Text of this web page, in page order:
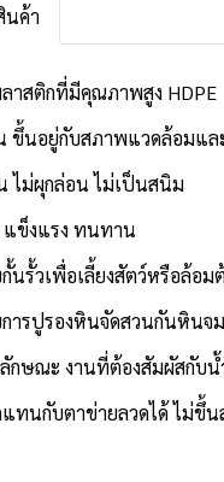
นค้า
าสติกที่มีคุณภาพสูง HDPE
ขึ้นอยู่กับสภาพแวดล้อมแล
ไม่ผุกล่อน ไม่เป็นสนิม
แข็งแรง ทนทาน
นรั้วเพื่อเลี้ยงสัตว์หรือล้อม
ารปูรองหินจัดสวนกันหินจ
กษณะ งานที่ต้องสัมผัสกับ
ทนกับตาข่ายลวดได้ ไม่ขึ้